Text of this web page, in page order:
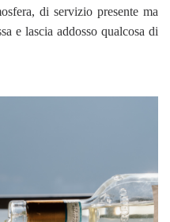
di servizio presente ma
e lascia addosso qualcosa di